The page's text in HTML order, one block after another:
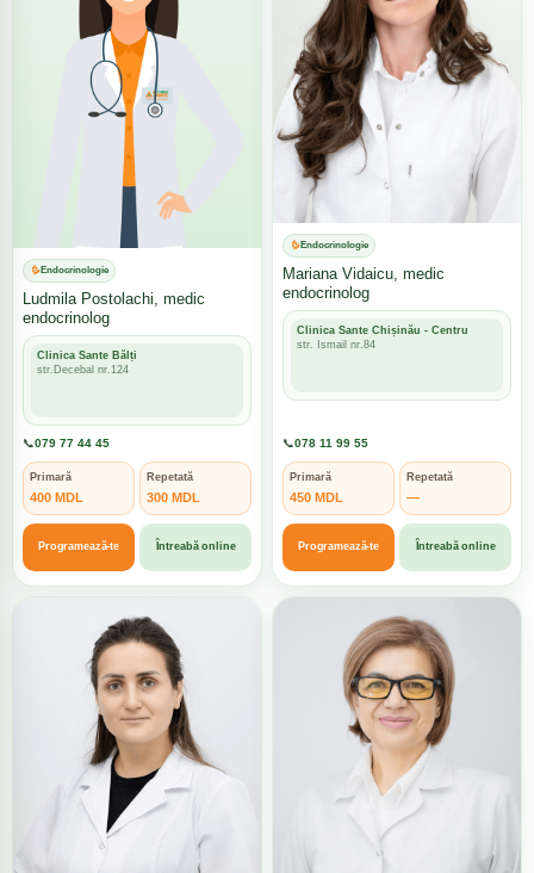
Endocrinologie
Ludmila Postolachi, medic
endocrinolog
Clinica Sante Bălți
str.Decebal nr.124
📞079 77 44 45
Primară
400 MDL
Repetată
300 MDL
Programează-te Întreabă online
Endocrinologie
Mariana Vidaicu, medic
endocrinolog
Clinica Sante Chișinău - Centru
str. Ismail nr.84
📞078 11 99 55
Primară
450 MDL
Repetată
—
Programează-te Întreabă online